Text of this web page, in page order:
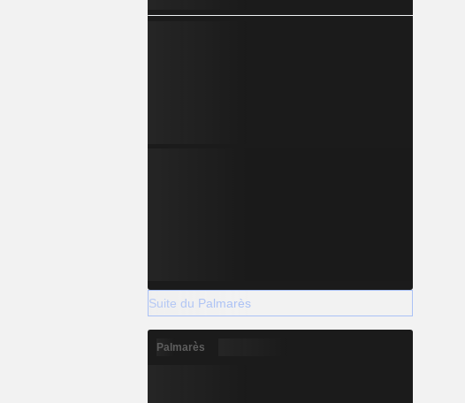
Suite du Palmarès
Palmarès